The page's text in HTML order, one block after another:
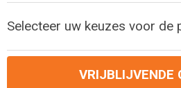
Selecteer uw keuzes voor de
VRIJBLIJVENDE